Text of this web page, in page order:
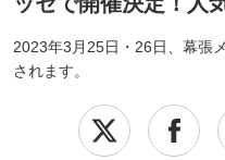
2023年3月25日・26日、幕張
されます。